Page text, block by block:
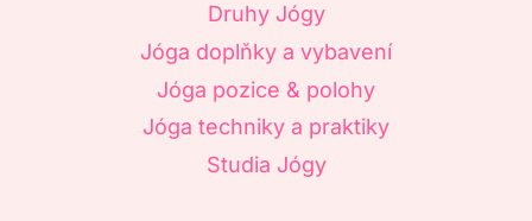
Druhy Jógy
Jóga doplňky a vybavení
Jóga pozice & polohy
Jóga techniky a praktiky
Studia Jógy